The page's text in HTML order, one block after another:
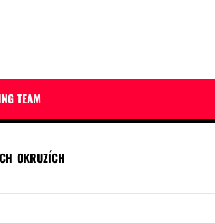
TEAM
OKRUZÍCH